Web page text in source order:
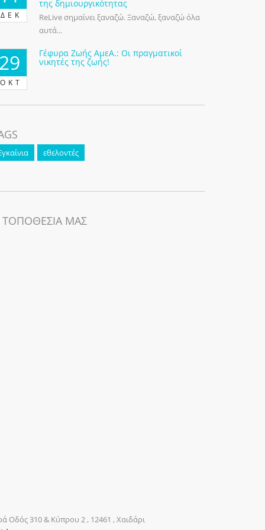
ΔΕΚ
της δημιουργικότητας
ReLive σημαίνει ξαναζώ. Ξαναζώ, ξαναζώ όλα
αυτά...
ΟΚΤ
Γέφυρα Ζωής ΑμεΑ.: Οι πραγματικοί
νικητές της ζωής!
εθελοντές
ΜΑΣ
Οδός 310 & Κύπρου 2 , 12461 , Χαιδάρι